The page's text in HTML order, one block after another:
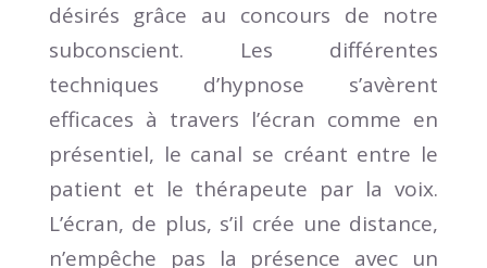
désirés grâce au concours de notre
subconscient. Les différentes
techniques d’hypnose s’avèrent
efficaces à travers l’écran comme en
présentiel, le canal se créant entre le
patient et le thérapeute par la voix.
L’écran, de plus, s’il crée une distance,
n’empêche pas la présence avec un